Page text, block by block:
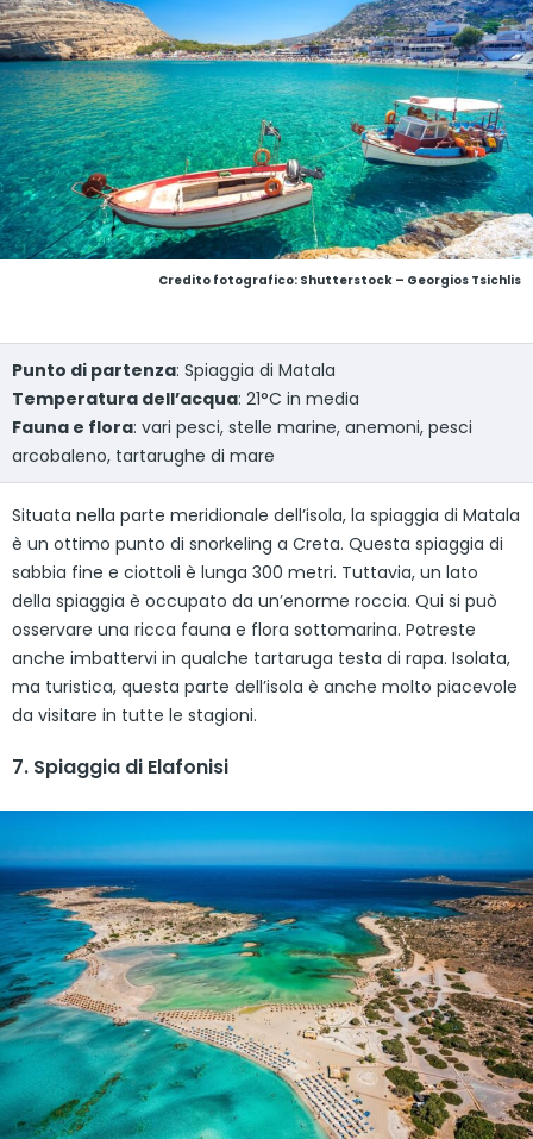
Credito fotografico: Shutterstock – Georgios Tsichlis
Punto di partenza: Spiaggia di Matala
Temperatura dell’acqua: 21°C in media
Fauna e flora: vari pesci, stelle marine, anemoni, pesci
arcobaleno, tartarughe di mare
Situata nella parte meridionale dell’isola, la spiaggia di Matala
è un ottimo punto di snorkeling a Creta. Questa spiaggia di
sabbia fine e ciottoli è lunga 300 metri. Tuttavia, un lato
della spiaggia è occupato da un’enorme roccia. Qui si può
osservare una ricca fauna e flora sottomarina. Potreste
anche imbattervi in qualche tartaruga testa di rapa. Isolata,
ma turistica, questa parte dell’isola è anche molto piacevole
da visitare in tutte le stagioni.
7. Spiaggia di Elafonisi